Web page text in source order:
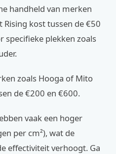
handheld van merken
kost tussen de €50
specifieke plekken zoals
zoals Hooga of Mito
de €200 en €600.
vaak een hoger
per cm²), wat de
effectiviteit verhoogt. Ga